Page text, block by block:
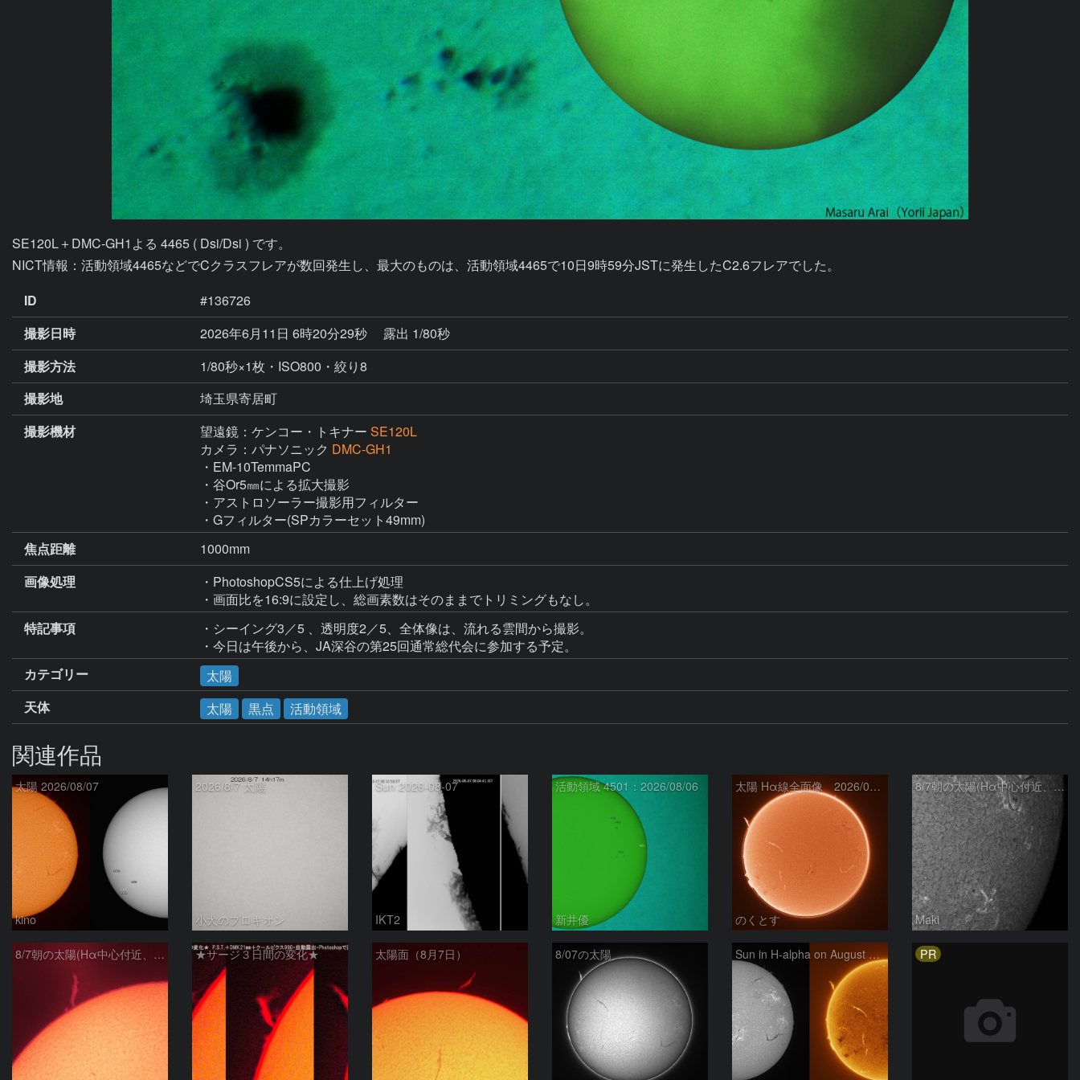
SE120L＋DMC-GH1よる 4465 ( Dsi/Dsi ) です。
NICT情報：活動領域4465などでCクラスフレアが数回発生し、最大のものは、活動領域4465で10日9時59分JSTに発生したC2.6フレアでした。
ID
#136726
撮影日時
2026年6月11日 6時20分29秒
露出 1/80秒
撮影方法
1/80秒×1枚・ISO800・絞り8
撮影地
埼玉県寄居町
撮影機材
望遠鏡：ケンコー・トキナー SE120L
カメラ：パナソニック DMC-GH1
・EM-10TemmaPC
・谷Or5㎜による拡大撮影
・アストロソーラー撮影用フィルター
・Gフィルター(SPカラーセット49mm)
焦点距離
1000mm
画像処理
・PhotoshopCS5による仕上げ処理
・画面比を16:9に設定し、総画素数はそのままでトリミングもなし。
特記事項
・シーイング3／5 、透明度2／5、全体像は、流れる雲間から撮影。
・今日は午後から、JA深谷の第25回通常総代会に参加する予定。
カテゴリー
太陽
天体
太陽 黒点 活動領域
関連作品
太陽 2026/08/07
kino
2026/8/7 太陽
小犬のプロキオン
Sun 2026-08-07
IKT2
活動領域 4501：2026/08/06
新井優
太陽 Hα線全面像 2026/08/07
のくとす
8/7朝の太陽(Hα中心付近、4498、4502付近)
Maki
8/7朝の太陽(Hα中心付近、プロミネンス) ★サージ３日間の変化★ 太陽面（8月7日） 8/07の太陽 Sun in H-alpha on August 7, 2026 PR